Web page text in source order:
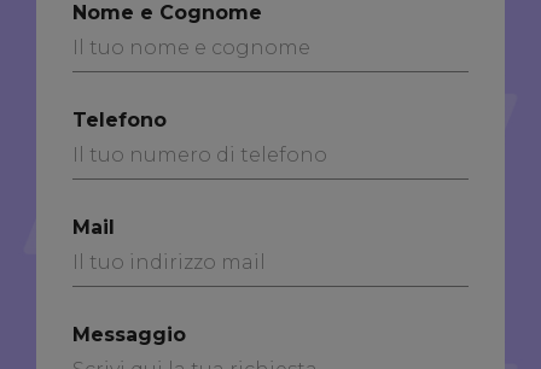
Nome e Cognome
Telefono
Mail
Messaggio